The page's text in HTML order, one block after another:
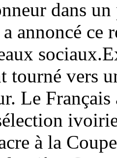
dans
annoncé ce
tourné vers
Le
à la